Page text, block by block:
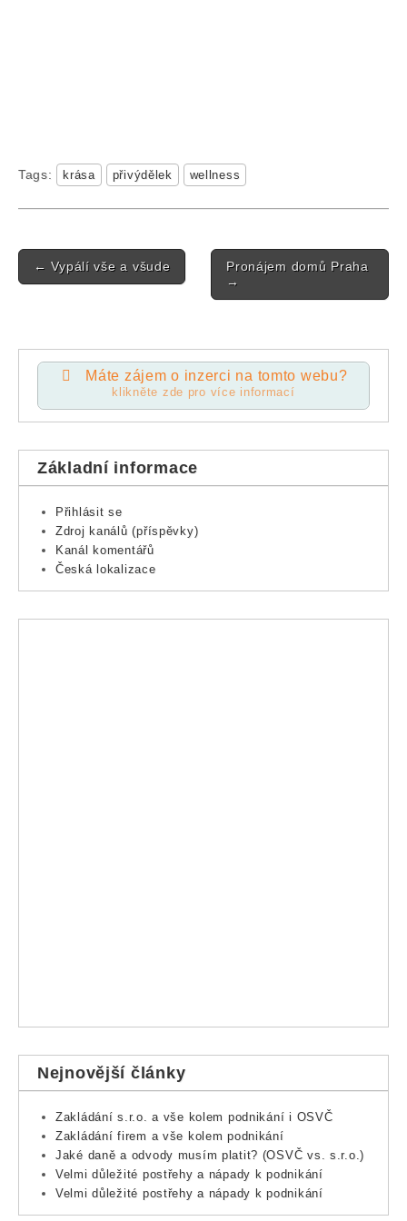
Tags: krása přivýdělek wellness
Post navigation
← Vypálí vše a všude
Pronájem domů Praha
→
Máte zájem o inzerci na tomto webu?
klikněte zde pro více informací
Základní informace
Přihlásit se
Zdroj kanálů (příspěvky)
Kanál komentářů
Česká lokalizace
Nejnovější články
Zakládání s.r.o. a vše kolem podnikání i OSVČ
Zakládání firem a vše kolem podnikání
Jaké daně a odvody musím platit? (OSVČ vs. s.r.o.)
Velmi důležité postřehy a nápady k podnikání
Velmi důležité postřehy a nápady k podnikání